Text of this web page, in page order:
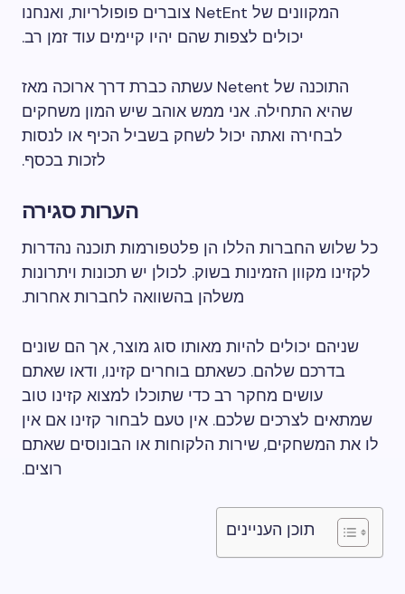
המקוונים של NetEnt צוברים פופולריות, ואנחנו
יכולים לצפות שהם יהיו קיימים עוד זמן רב.
התוכנה של Netent עשתה כברת דרך ארוכה מאז
שהיא התחילה. אני ממש אוהב שיש המון משחקים
לבחירה ואתה יכול לשחק בשביל הכיף או לנסות
לזכות בכסף.
הערות סגירה
כל שלוש החברות הללו הן פלטפורמות תוכנה נהדרות
לקזינו מקוון הזמינות בשוק. לכולן יש תכונות ויתרונות
משלהן בהשוואה לחברות אחרות.
שניהם יכולים להיות מאותו סוג מוצר, אך הם שונים
בדרכם שלהם. כשאתם בוחרים קזינו, ודאו שאתם
עושים מחקר רב כדי שתוכלו למצוא קזינו טוב
שמתאים לצרכים שלכם. אין טעם לבחור קזינו אם אין
לו את המשחקים, שירות הלקוחות או הבונוסים שאתם
רוצים.
תוכן העניינים